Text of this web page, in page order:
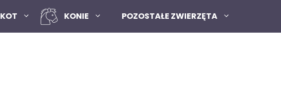
KOT KONIE POZOSTAŁE ZWIERZĘTA